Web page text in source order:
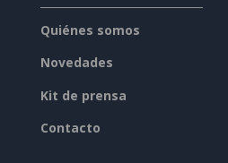
Quiénes somos
Novedades
Kit de prensa
Contacto